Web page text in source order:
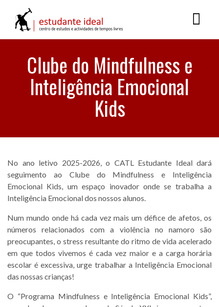
Clube do Mindfulness e
Inteligência Emocional
Kids
No ano letivo 2025-2026, o CATL Estudante Ideal dará
seguimento ao Clube do Mindfulness e Inteligência
Emocional Kids, um espaço inovador onde se trabalha a
Inteligência Emocional dos nossos alunos.
Num mundo onde há cada vez mais um défice de afetos, os
números relacionados com a violência no namoro são
preocupantes, o stress resultante do ritmo de vida acelerado
em que todos vivemos é cada vez maior e a carga horária
escolar é excessiva, urge trabalhar a Inteligência Emocional
das nossas crianças!
O “Programa Mindfulness e Inteligência Emocional Kids”,